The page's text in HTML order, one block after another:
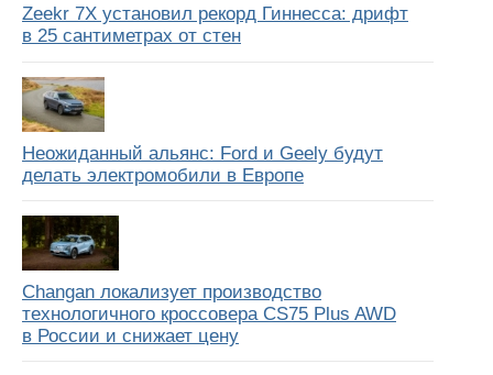
Zeekr 7X установил рекорд Гиннесса: дрифт
в 25 сантиметрах от стен
Неожиданный альянс: Ford и Geely будут
делать электромобили в Европе
Changan локализует производство
технологичного кроссовера CS75 Plus AWD
в России и снижает цену